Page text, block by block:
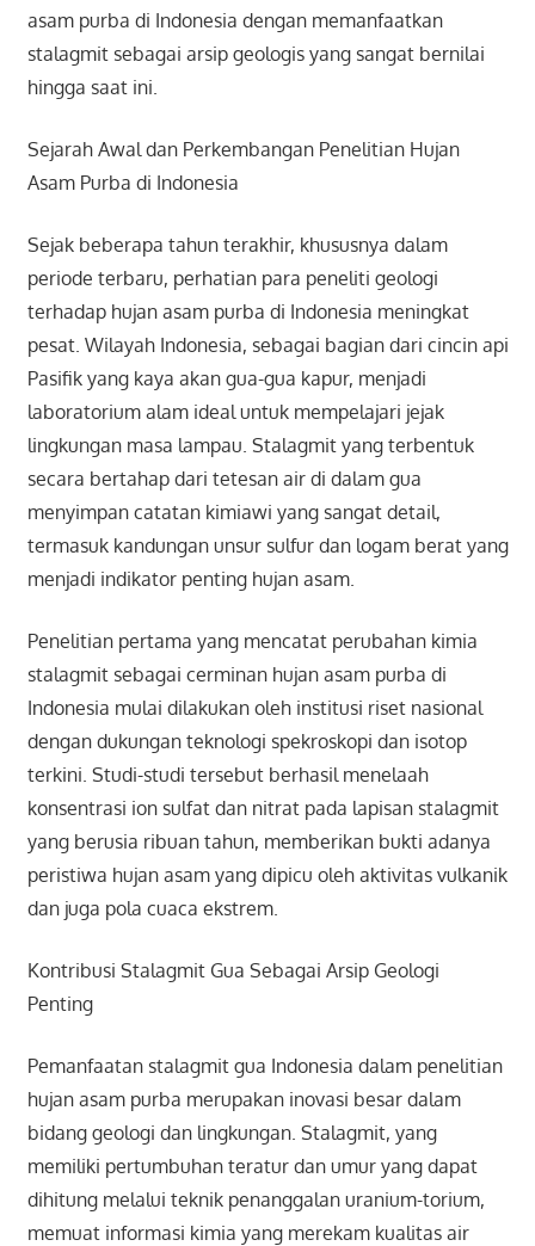
asam purba di Indonesia dengan memanfaatkan
stalagmit sebagai arsip geologis yang sangat bernilai
hingga saat ini.
Sejarah Awal dan Perkembangan Penelitian Hujan
Asam Purba di Indonesia
Sejak beberapa tahun terakhir, khususnya dalam
periode terbaru, perhatian para peneliti geologi
terhadap hujan asam purba di Indonesia meningkat
pesat. Wilayah Indonesia, sebagai bagian dari cincin api
Pasifik yang kaya akan gua-gua kapur, menjadi
laboratorium alam ideal untuk mempelajari jejak
lingkungan masa lampau. Stalagmit yang terbentuk
secara bertahap dari tetesan air di dalam gua
menyimpan catatan kimiawi yang sangat detail,
termasuk kandungan unsur sulfur dan logam berat yang
menjadi indikator penting hujan asam.
Penelitian pertama yang mencatat perubahan kimia
stalagmit sebagai cerminan hujan asam purba di
Indonesia mulai dilakukan oleh institusi riset nasional
dengan dukungan teknologi spekroskopi dan isotop
terkini. Studi-studi tersebut berhasil menelaah
konsentrasi ion sulfat dan nitrat pada lapisan stalagmit
yang berusia ribuan tahun, memberikan bukti adanya
peristiwa hujan asam yang dipicu oleh aktivitas vulkanik
dan juga pola cuaca ekstrem.
Kontribusi Stalagmit Gua Sebagai Arsip Geologi
Penting
Pemanfaatan stalagmit gua Indonesia dalam penelitian
hujan asam purba merupakan inovasi besar dalam
bidang geologi dan lingkungan. Stalagmit, yang
memiliki pertumbuhan teratur dan umur yang dapat
dihitung melalui teknik penanggalan uranium-torium,
memuat informasi kimia yang merekam kualitas air